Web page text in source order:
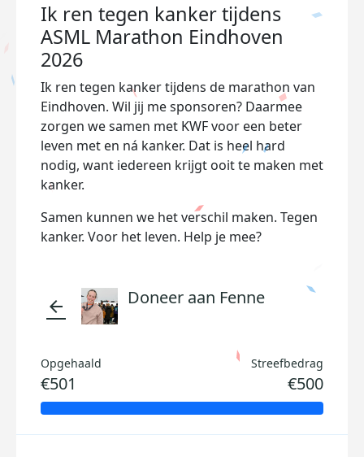
Ik ren tegen kanker tijdens
ASML Marathon Eindhoven
2026
Ik ren tegen kanker tijdens de marathon van
Eindhoven. Wil jij me sponsoren? Daarmee
zorgen we samen met KWF voor een beter
leven met en ná kanker. Dat is heel hard
nodig, want iedereen krijgt ooit te maken met
kanker.
Samen kunnen we het verschil maken. Tegen
kanker. Voor het leven. Help je mee?
arrow_back Doneer aan Fenne
Opgehaald
€501
Streefbedrag
€500